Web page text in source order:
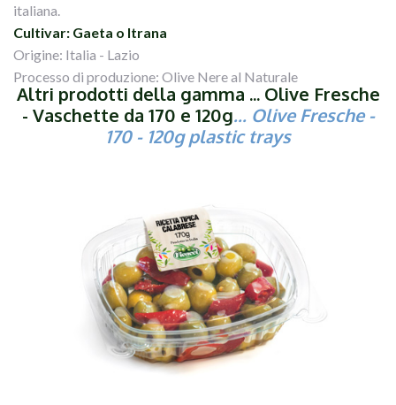
italiana.
Cultivar: Gaeta o Itrana
Origine: Italia - Lazio
Processo di produzione: Olive Nere al Naturale
Altri prodotti della gamma ... Olive Fresche
- Vaschette da 170 e 120g... Olive Fresche -
170 - 120g plastic trays